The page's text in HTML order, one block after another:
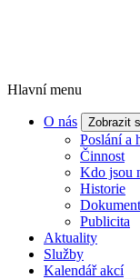
Hlavní menu
O nás Zobrazit
Poslání a
Činnost
Kdo jsou
Historie
Publicita
Aktuality
Služby
Kalendář akcí